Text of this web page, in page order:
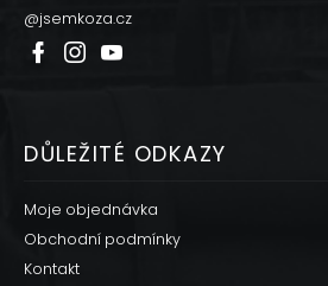
@jsemkoza.cz
DŮLEŽITÉ ODKAZY
Moje objednávka
Obchodní podmínky
Kontakt